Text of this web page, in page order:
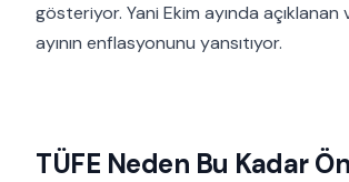
gösteriyor. Yani Ekim ayında açıklanan
ayının enflasyonunu yansıtıyor.
TÜFE Neden Bu Kadar